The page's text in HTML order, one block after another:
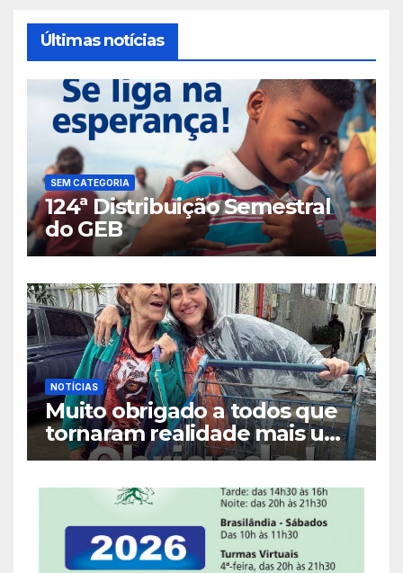
Últimas notícias
SEM CATEGORIA
124ª Distribuição Semestral
do GEB
NOTÍCIAS
Muito obrigado a todos que
tornaram realidade mais uma
Distribuição Semestral do